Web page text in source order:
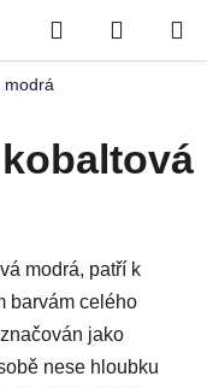
Hledat
KOŠÍK
modrá
modrá, patří k
barvám celého
jako
nese hloubku